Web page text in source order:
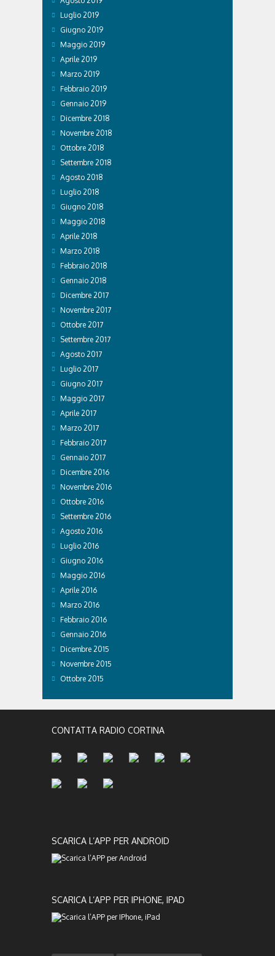
Luglio 2019
Giugno 2019
Maggio 2019
Aprile 2019
Marzo 2019
Febbraio 2019
Gennaio 2019
Dicembre 2018
Novembre 2018
Ottobre 2018
Settembre 2018
Agosto 2018
Luglio 2018
Giugno 2018
Maggio 2018
Aprile 2018
Marzo 2018
Febbraio 2018
Gennaio 2018
Dicembre 2017
Novembre 2017
Ottobre 2017
Settembre 2017
Agosto 2017
Luglio 2017
Giugno 2017
Maggio 2017
Aprile 2017
Marzo 2017
Febbraio 2017
Gennaio 2017
Dicembre 2016
Novembre 2016
Ottobre 2016
Settembre 2016
Agosto 2016
Luglio 2016
Giugno 2016
Maggio 2016
Aprile 2016
Marzo 2016
Febbraio 2016
Gennaio 2016
Dicembre 2015
Novembre 2015
Ottobre 2015
CONTATTA RADIO CORTINA
SCARICA L’APP PER ANDROID
SCARICA L’APP PER IPHONE, IPAD